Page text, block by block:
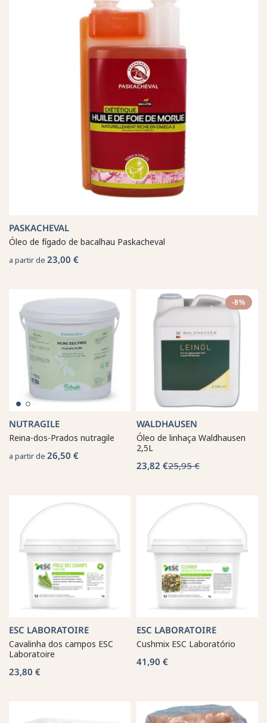
PASKACHEVAL
Óleo de fígado de bacalhau Paskacheval
a partir de 23,00 €
NUTRAGILE
Reina-dos-Prados nutragile
a partir de 26,50 €
-8%
WALDHAUSEN
Óleo de linhaça Waldhausen
2,5L
23,82 €25,95 €
ESC LABORATOIRE
Cavalinha dos campos ESC
Laboratoire
23,80 €
ESC LABORATOIRE
Cushmix ESC Laboratório
41,90 €